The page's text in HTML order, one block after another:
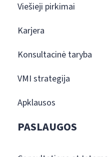
Viešieji pirkimai
Karjera
Konsultacinė taryba
VMI strategija
Apklausos
PASLAUGOS